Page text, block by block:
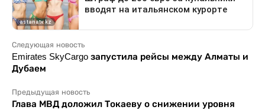
Следующая новость
Emirates SkyCargo запустила рейсы между Алматы и
Дубаем
Предыдущая новость
Глава МВД доложил Токаеву о снижении уровня